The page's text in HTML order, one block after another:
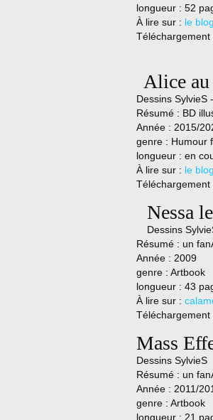
longueur : 52
À lire sur : le blog
Téléchargement
Alice
Dessins SylvieS
Résumé : BD
Année : 2015/
genre : Humour
longueur : en
À lire sur : le blog
Téléchargement
Nessa
Dessins
Résumé : un
Année : 2009
genre : Artbook
longueur : 43
À lire sur :
Téléchargement
Mass
Dessins SylvieS
Résumé : un
Année : 2011/
genre : Artbook
longueur : 21